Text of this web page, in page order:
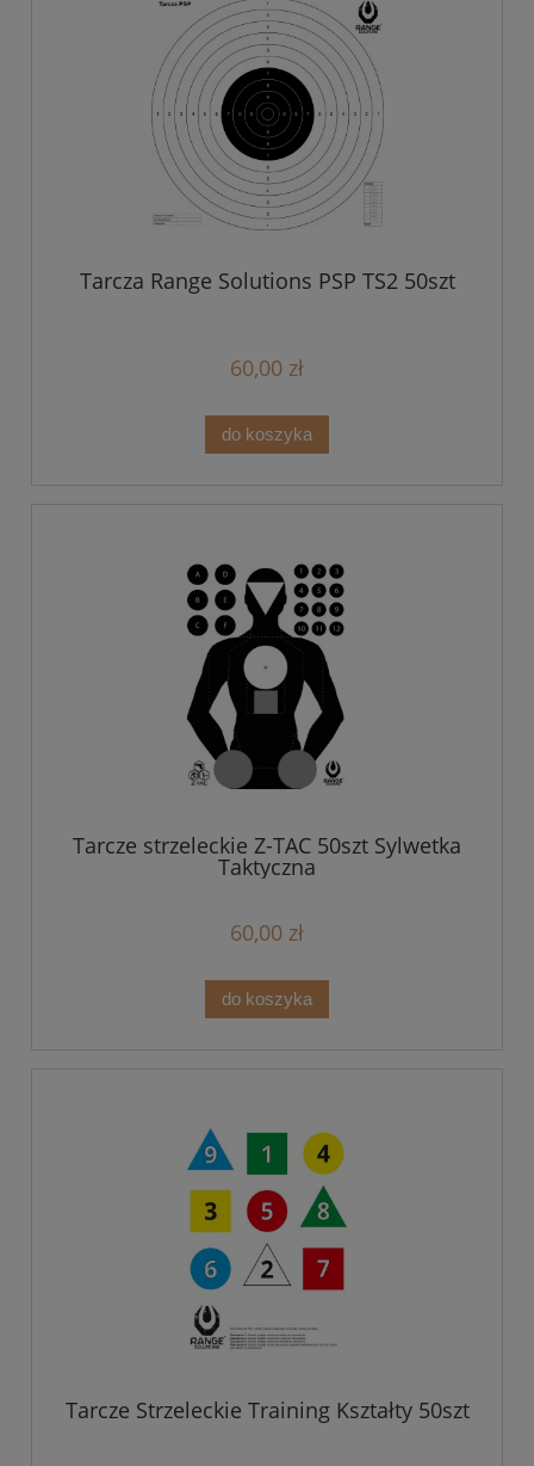
Tarcza Range Solutions PSP TS2 50szt
60,00 zł
do koszyka
Tarcze strzeleckie Z-TAC 50szt Sylwetka
Taktyczna
60,00 zł
do koszyka
Tarcze Strzeleckie Training Kształty 50szt